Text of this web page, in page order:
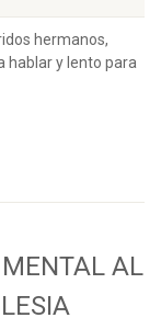
hermanos,
hablar y lento para
AL